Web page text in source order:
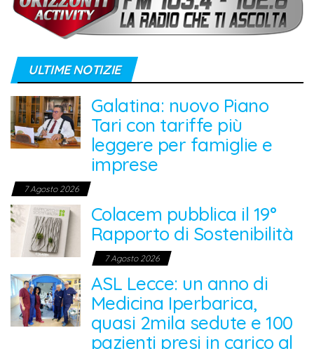
ULTIME NOTIZIE
Galatina: nuovo Piano
Tari con tariffe più
leggere per famiglie e
imprese
7 Agosto 2026
Colacem pubblica il 19°
Rapporto di Sostenibilità
7 Agosto 2026
ASL Lecce: un anno di
Medicina Iperbarica,
quasi 2mila sedute e 100
pazienti presi in carico al